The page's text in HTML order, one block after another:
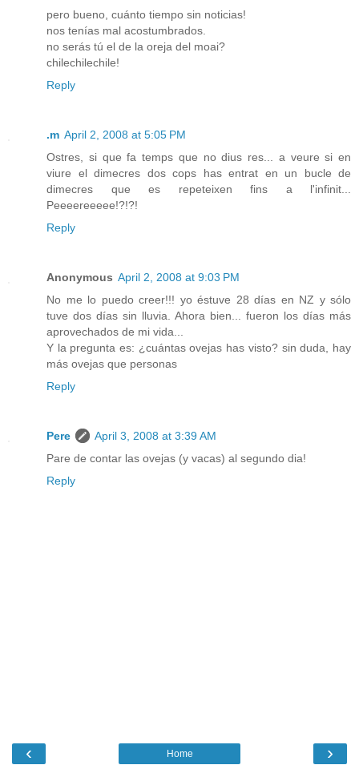
pero bueno, cuánto tiempo sin noticias!
nos tenías mal acostumbrados.
no serás tú el de la oreja del moai?
chilechilechile!
Reply
.m April 2, 2008 at 5:05 PM
Ostres, si que fa temps que no dius res... a veure si en
viure el dimecres dos cops has entrat en un bucle de
dimecres que es repeteixen fins a l'infinit...
Peeeereeeee!?!?!
Reply
Anonymous April 2, 2008 at 9:03 PM
No me lo puedo creer!!! yo éstuve 28 días en NZ y sólo
tuve dos días sin lluvia. Ahora bien... fueron los días más
aprovechados de mi vida...
Y la pregunta es: ¿cuántas ovejas has visto? sin duda, hay
más ovejas que personas
Reply
Pere
April 3, 2008 at 3:39 AM
Pare de contar las ovejas (y vacas) al segundo dia!
Reply
‹ ›
Home